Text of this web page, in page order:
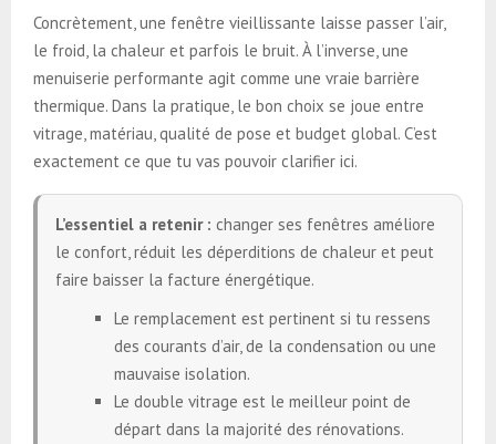
Concrètement, une fenêtre vieillissante laisse passer l’air,
le froid, la chaleur et parfois le bruit. À l’inverse, une
menuiserie performante agit comme une vraie barrière
thermique. Dans la pratique, le bon choix se joue entre
vitrage, matériau, qualité de pose et budget global. C’est
exactement ce que tu vas pouvoir clarifier ici.
L’essentiel a retenir : changer ses fenêtres améliore
le confort, réduit les déperditions de chaleur et peut
faire baisser la facture énergétique.
Le remplacement est pertinent si tu ressens
des courants d’air, de la condensation ou une
mauvaise isolation.
Le double vitrage est le meilleur point de
départ dans la majorité des rénovations.